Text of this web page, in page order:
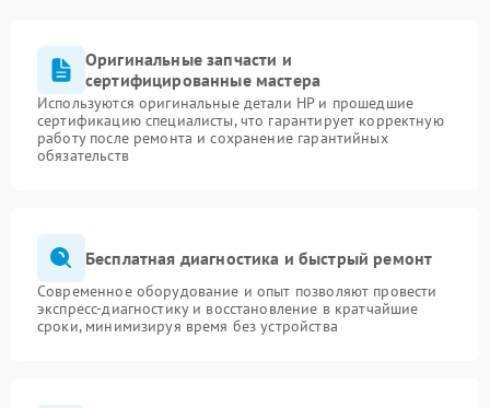
Оригинальные запчасти и
сертифицированные мастера
Используются оригинальные детали HP и прошедшие
сертификацию специалисты, что гарантирует корректную
работу после ремонта и сохранение гарантийных
обязательств
Бесплатная диагностика и быстрый ремонт
Современное оборудование и опыт позволяют провести
экспресс-диагностику и восстановление в кратчайшие
сроки, минимизируя время без устройства